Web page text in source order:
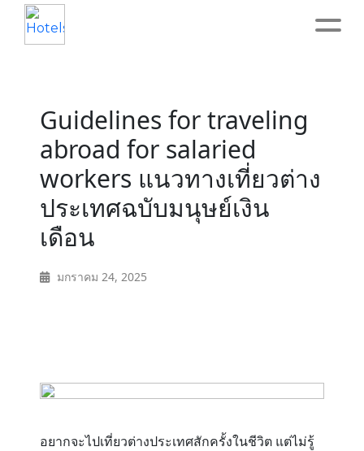
About
Service
Operation
Marketing
Guidelines for traveling
abroad for salaried
workers แนวทางเที่ยวต่าง
ประเทศฉบับมนุษย์เงิน
เดือน
มกราคม 24, 2025
อยากจะไปเที่ยวต่างประเทศสักครั้งในชีวิต แต่ไม่รู้